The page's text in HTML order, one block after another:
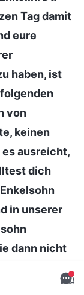
Tag damit
eure
haben, ist
von
keinen
es ausreicht,
dich
in unserer
dann nicht
ich meine